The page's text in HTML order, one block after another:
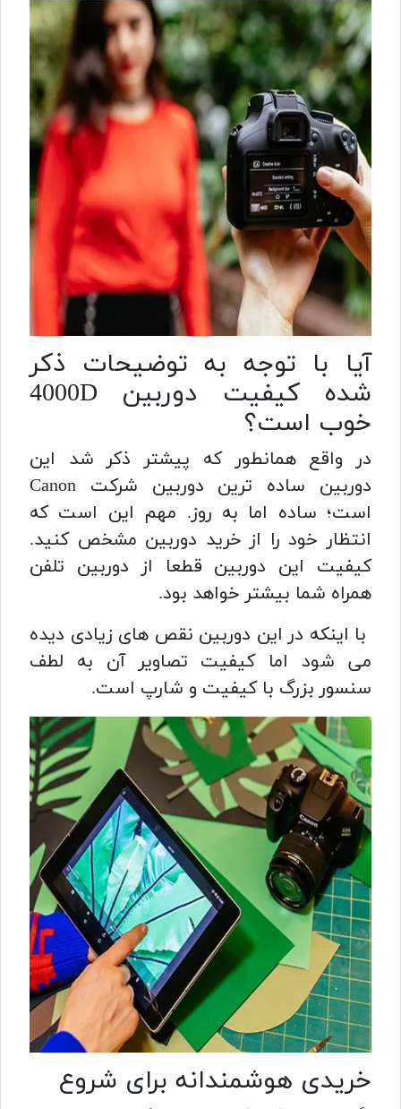
آیا با توجه به توضیحات ذکر
شده کیفیت دوربین 4000D
خوب است؟
در واقع همانطور که پیشتر ذکر شد این
دوربین ساده ترین دوربین شرکت Canon
است؛ ساده اما به روز. مهم این است که
انتظار خود را از خرید دوربین مشخص کنید.
کیفیت این دوربین قطعا از دوربین تلفن
همراه شما بیشتر خواهد بود.
با اینکه در این دوربین نقص های زیادی دیده
می شود اما کیفیت تصاویر آن به لطف
سنسور بزرگ با کیفیت و شارپ است.
خریدی هوشمندانه برای شروع